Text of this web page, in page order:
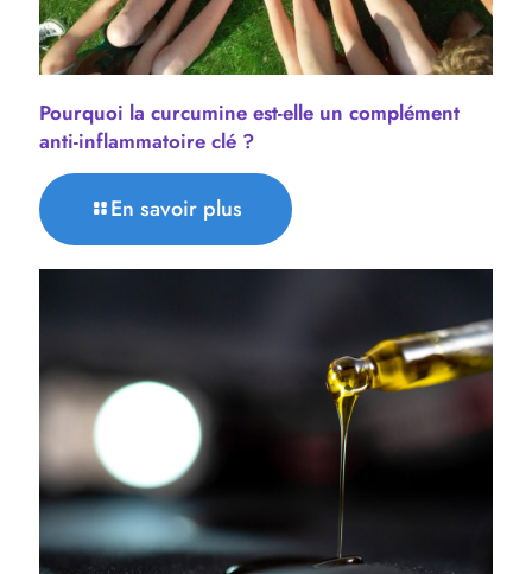
Pourquoi la curcumine est-elle un complément
anti-inflammatoire clé ?
En savoir plus